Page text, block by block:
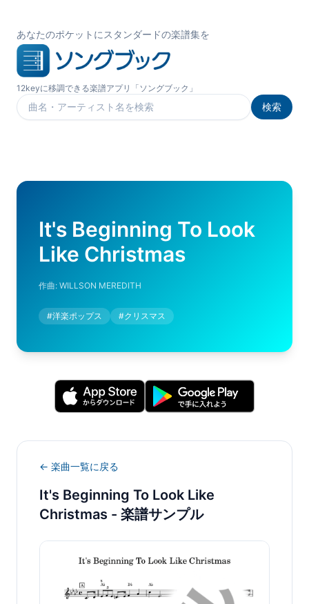
あなたのポケットにスタンダードの楽譜集を
12keyに移調できる楽譜アプリ「ソングブック」
楽曲を検索
検索
It's Beginning To Look
Like Christmas
作曲: WILLSON MEREDITH
#洋楽ポップス #クリスマス
← 楽曲一覧に戻る
It's Beginning To Look Like
Christmas - 楽譜サンプル